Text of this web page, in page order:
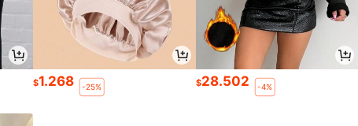
$1.268 -25% $28.502 -4%